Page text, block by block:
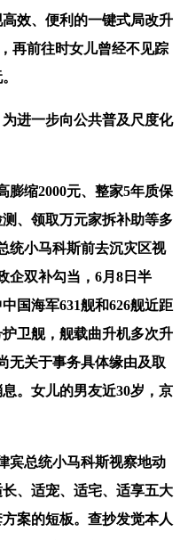
效、便利的一键式局改升
再前往时女儿曾经不见踪
进一步向公共普及尺度化
缩2000元、整家5年质保
、领取万元家拆补助等多
统小马科斯前去沉灾区视
企双补勾当，6月8日半
国海军631舰和626舰近距
卫舰，舰载曲升机多次升
无关于事务具体缘由及取
。女儿的男友近30岁，京
总统小马科斯视察地动
、适宠、适宅、适享五大
案的短板。查抄发觉本人